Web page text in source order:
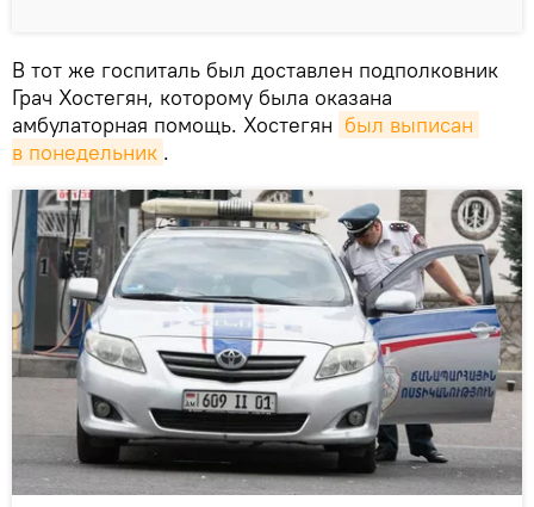
В тот же госпиталь был доставлен подполковник
Грач Хостегян, которому была оказана
амбулаторная помощь. Хостегян был выписан
в понедельник .